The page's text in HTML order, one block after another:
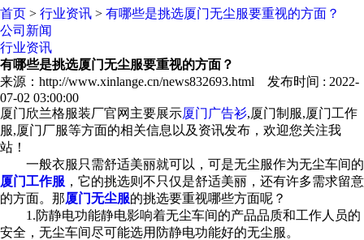
首页 > 行业资讯 > 有哪些是挑选厦门无尘服要重视的方面？
公司新闻
行业资讯
有哪些是挑选厦门无尘服要重视的方面？
来源：http://www.xinlange.cn/news832693.html 发布时间 : 2022-
07-02 03:00:00
厦门欣兰格服装厂官网主要展示厦门广告衫,厦门制服,厦门工作
服,厦门厂服等方面的相关信息以及资讯发布，欢迎您关注我
站！
一般衣服只需舒适美丽就可以，可是无尘服作为无尘车间的
厦门工作服 ，它的挑选则不只仅是舒适美丽，还有许多需求留意
的方面。那厦门无尘服的挑选要重视哪些方面呢？
1.防静电功能静电影响着无尘车间的产品品质和工作人员的
安全，无尘车间尽可能选用防静电功能好的无尘服。